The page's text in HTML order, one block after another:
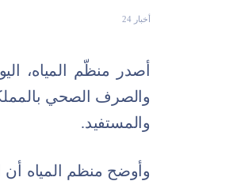
أخبار 24
أصدر منظّم المياه،
والصرف الصحي
والمستفيد.
وأوضح منظم المياه أن